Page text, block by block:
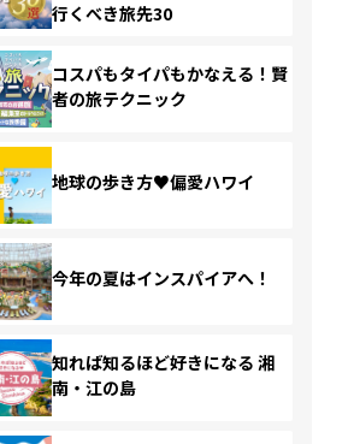
行くべき旅先30
コスパもタイパもかなえる！賢
者の旅テクニック
地球の歩き方♥偏愛ハワイ
今年の夏はインスパイアへ！
知れば知るほど好きになる 湘
南・江の島